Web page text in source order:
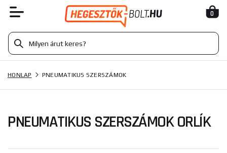
0
HONLAP PNEUMATIKUS SZERSZÁMOK
PNEUMATIKUS SZERSZÁMOK ORLÍK